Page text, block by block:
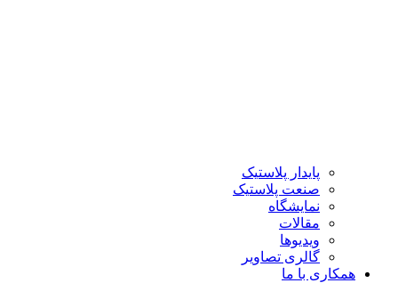
پایدار پلاستیک
صنعت پلاستیک
نمایشگاه
مقالات
ویدیوها
گالری تصاویر
همکاری با ما